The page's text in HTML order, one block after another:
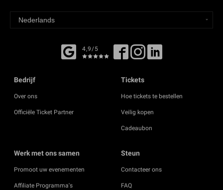
4,9/5
Bedrijf
Over ons
Officiële Ticket Partner
Tickets
Hoe tickets te bestellen
Veilig kopen
Cadeaubon
Werk met ons samen
Promoot uw evenementen
Affiliate Programma's
Steun
Contacteer ons
FAQ